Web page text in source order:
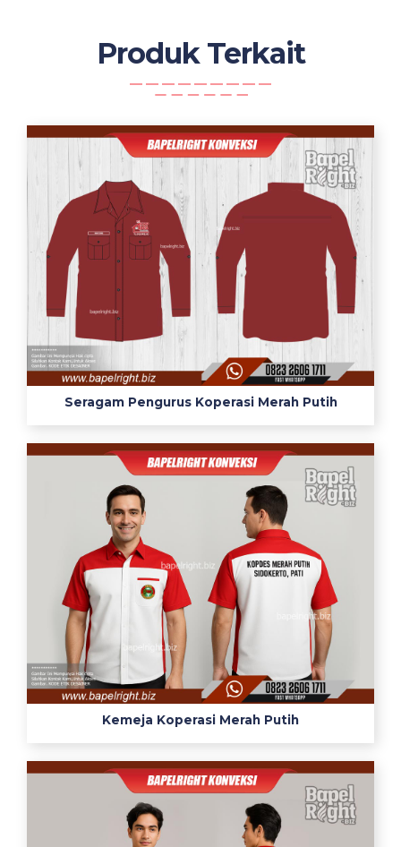
Produk Terkait
Seragam Pengurus Koperasi Merah Putih
Kemeja Koperasi Merah Putih